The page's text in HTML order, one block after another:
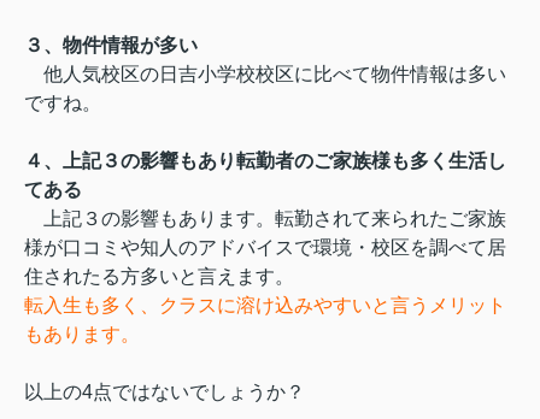
３、物件情報が多い
他人気校区の日吉小学校校区に比べて物件情報は多い
ですね。
４、上記３の影響もあり転勤者のご家族様も多く生活し
てある
上記３の影響もあります。転勤されて来られたご家族
様が口コミや知人のアドバイスで環境・校区を調べて居
住されたる方多いと言えます。
転入生も多く、クラスに溶け込みやすいと言うメリット
もあります。
以上の4点ではないでしょうか？